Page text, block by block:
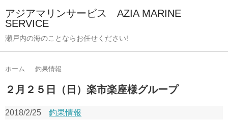
アジアマリンサービス AZIA MARINE
SERVICE
瀬戸内の海のことならお任せください!
ホーム 釣果情報
２月２５日（日）楽市楽座様グループ
2018/2/25 釣果情報